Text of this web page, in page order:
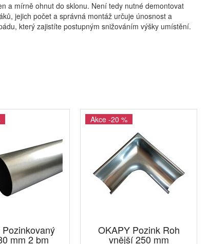
a mírně ohnut do sklonu. Není tedy nutné demontovat
jejich počet a správná montáž určuje únosnost a
který zajistíte postupným snižováním výšky umístění.
mm 2 bm
Akce -20 %
OKAPY Pozink Roh
vnější 250 mm